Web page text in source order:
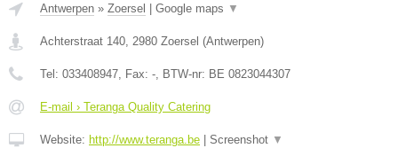
Antwerpen » Zoersel | Google maps ▼
Achterstraat 140 2980 Zoersel (Antwerpen)
Tel: 033408947 , Fax: - , BTW-nr: BE 0823044307
E-mail › Teranga Quality Catering
Website: http://www.teranga.be | Screenshot ▼